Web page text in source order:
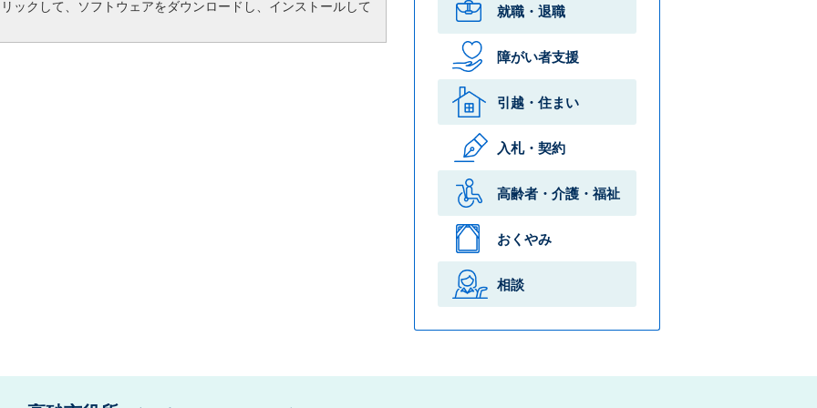
ックして、ソフトウェアをダウンロードし、インストールして
就職・退職
障がい者支援
引越・住まい
入札・契約
高齢者・介護・ 福祉
おくやみ
相談